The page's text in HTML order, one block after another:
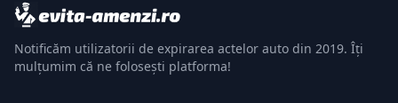
Notificăm utilizatorii de expirarea actelor auto din 2019. Îți
mulțumim că ne folosești platforma!